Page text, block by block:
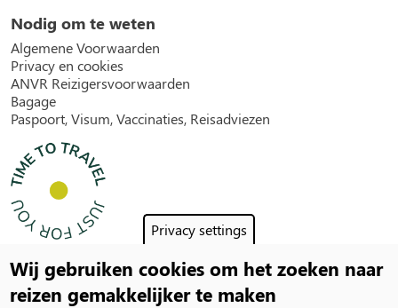
Privacy settings
Wij gebruiken cookies om het zoeken naar
reizen gemakkelijker te maken
Nodig om te weten
Algemene Voorwaarden
Privacy en cookies
ANVR Reizigersvoorwaarden
Bagage
Paspoort, Visum, Vaccinaties, Reisadviezen
Social